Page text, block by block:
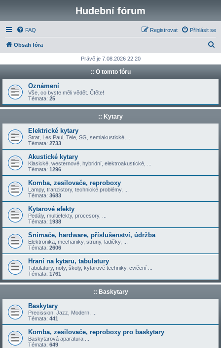
Hudební fórum
FAQ Přihlásit se
Registrovat
Obsah fóra
d
t
Právě je 7.08.2026 22:20
:: O tomto fóru
Oznámení
Vše, co byste měli vědět. Čtěte!
Témata: 25
:: Kytary
Elektrické kytary
Strat, Les Paul, Tele, SG, semiakustické, ...
Témata: 2733
Akustické kytary
Klasické, westernové, hybridní, elektroakustické, ...
Témata: 1296
Komba, zesilovače, reproboxy
Lampy, tranzistory, technické problémy, ...
Témata: 3683
Kytarové efekty
Pedály, multiefekty, procesory, ...
Témata: 1938
Snímače, hardware, příslušenství, údržba
Elektronika, mechaniky, struny, ladičky, ...
Témata: 2606
Hraní na kytaru, tabulatury
Tabulatury, noty, školy, kytarové techniky, cvičení ...
Témata: 1761
:: Baskytary
Baskytary
Precission, Jazz, Modern, ...
Témata: 441
Komba, zesilovače, reproboxy pro baskytary
Baskytarová aparatura ...
Témata: 649